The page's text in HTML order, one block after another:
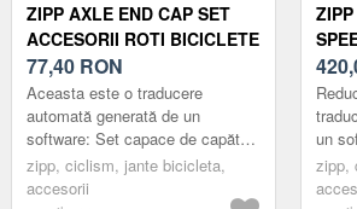
ZIPP AXLE END CAP SET
ACCESORII ROTI BICICLETE
77,40 RON
Aceasta este o traducere
automată generată de un
software: Set capace de capăt
axului roții față Zipp 76 Blocare
centrală Frână cu disc Eliberare
zipp, ciclism, jante bicicleta,
accesorii
un
zipp,